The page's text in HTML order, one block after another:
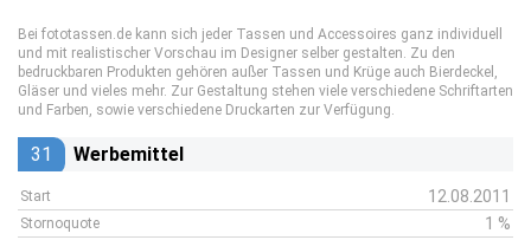
Bei fototassen.de kann sich jeder Tassen und Accessoires ganz individuell
und mit realistischer Vorschau im Designer selber gestalten. Zu den
bedruckbaren Produkten gehören außer Tassen und Krüge auch Bierdeckel,
Gläser und vieles mehr. Zur Gestaltung stehen viele verschiedene Schriftarten
und Farben, sowie verschiedene Druckarten zur Verfügung.
31 Werbemittel
Start 12.08.2011
Stornoquote 1 %